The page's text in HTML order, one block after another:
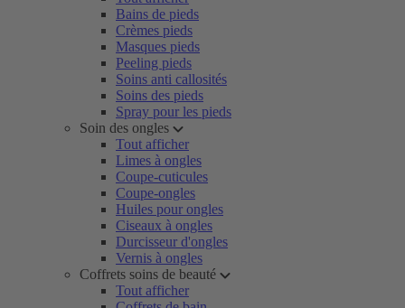
Bains de pieds
Crèmes pieds
Masques pieds
Peeling pieds
Soins anti callosités
Soins des pieds
Spray pour les pieds
Soin des ongles
Tout afficher
Limes à ongles
Coupe-cuticules
Coupe-ongles
Huiles pour ongles
Ciseaux à ongles
Durcisseur d'ongles
Vernis à ongles
Coffrets soins de beauté
Tout afficher